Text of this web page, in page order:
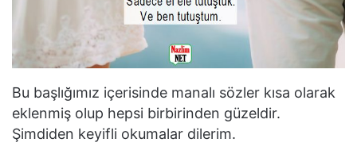
Bu başlığımız içerisinde manalı sözler kısa olarak
eklenmiş olup hepsi birbirinden güzeldir.
Şimdiden keyifli okumalar dilerim.